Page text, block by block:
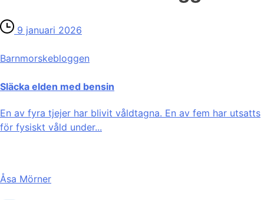
9 januari 2026
Barnmorske­bloggen
Släcka elden med bensin
En av fyra tjejer har blivit våldtagna. En av fem har utsatts
för fysiskt våld under...
Åsa Mörner